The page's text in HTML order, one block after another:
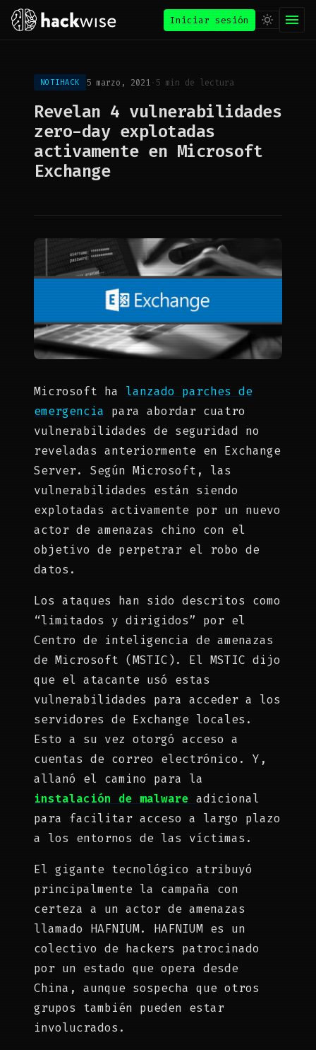
Iniciar sesión
NOTIHACK 5 marzo, 2021· 5 min de lectura
Revelan 4 vulnerabilidades
zero-day explotadas
activamente en Microsoft
Exchange
Microsoft ha lanzado parches de
emergencia para abordar cuatro
vulnerabilidades de seguridad no
reveladas anteriormente en Exchange
Server. Según Microsoft, las
vulnerabilidades están siendo
explotadas activamente por un nuevo
actor de amenazas chino con el
objetivo de perpetrar el robo de
datos.
Los ataques han sido descritos como
“limitados y dirigidos” por el
Centro de inteligencia de amenazas
de Microsoft (MSTIC). El MSTIC dijo
que el atacante usó estas
vulnerabilidades para acceder a los
servidores de Exchange locales.
Esto a su vez otorgó acceso a
cuentas de correo electrónico. Y,
allanó el camino para la
instalación de malware adicional
para facilitar acceso a largo plazo
a los entornos de las víctimas.
El gigante tecnológico atribuyó
principalmente la campaña con
certeza a un actor de amenazas
llamado HAFNIUM. HAFNIUM es un
colectivo de hackers patrocinado
por un estado que opera desde
China, aunque sospecha que otros
grupos también pueden estar
involucrados.